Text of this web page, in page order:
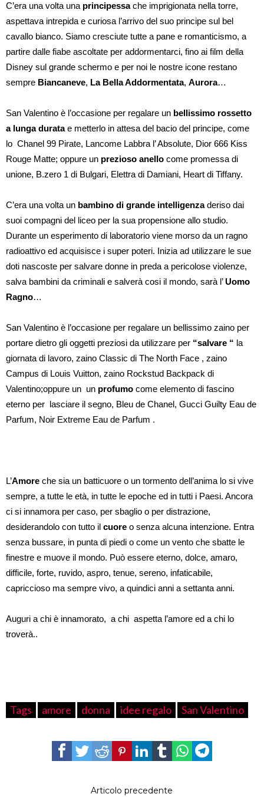
C’era una volta una principessache imprigionata nella torre,
aspettava intrepida e curiosa l’arrivo del suo principe sul bel
cavallo bianco. Siamo cresciute tutte a pane e romanticismo, a
partire dalle fiabe ascoltate per addormentarci, fino ai film della
Disney sul grande schermo e per noi le nostre icone restano
sempre Biancaneve, La Bella Addormentata, Aurora…
San Valentino è l’occasione per regalare un bellissimo rossetto
a lunga duratae metterlo in attesa del bacio del principe, come
lo Chanel 99 Pirate, Lancome Labbra l’ Absolute, Dior 666 Kiss
Rouge Matte; oppure un prezioso anello come promessa di
unione, B.zero 1 di Bulgari, Elettra di Damiani, Heart di Tiffany.
C’era una volta un bambino di grande intelligenzaderiso dai
suoi compagni del liceo per la sua propensione allo studio.
Durante un esperimento di laboratorio viene morso da un ragno
radioattivo ed acquisisce i super poteri. Inizia ad utilizzare le sue
doti nascoste per salvare donne in preda a pericolose violenze,
salva bambini da criminali e salverà cosi il mondo, sarà l’Uomo
Ragno…
San Valentino è l’occasione per regalare un bellissimo zaino per
portare dietro gli oggetti preziosi da utilizzare per “salvare “ la
giornata di lavoro, zaino Classic di The North Face , zaino
Campus di Louis Vuitton, zaino Rockstud Backpack di
Valentino;oppure un un profumo come elemento di fascino
eterno per lasciare il segno, Bleu de Chanel, Gucci Guilty Eau de
Parfum, Noir Extreme Eau de Parfum .
L’Amore che sia un batticuore o un tormento dell’anima lo si vive
sempre, a tutte le età, in tutte le epoche ed in tutti i Paesi. Ancora
ci si innamora per caso, per sbaglio o per distrazione,
desiderandolo con tutto il cuore o senza alcuna intenzione. Entra
senza bussare, in punta di piedi o come un vento che sbatte le
finestre e muove il mondo. Può essere eterno, dolce, amaro,
difficile, forte, ruvido, aspro, tenue, sereno, infaticabile,
capriccioso ma sempre vivo, a quindici anni a settanta anni.
Auguri a chi è innamorato, a chi aspetta l’amore ed a chi lo
troverà..
Tags amore donna idee regalo San Valentino
Articolo precedente